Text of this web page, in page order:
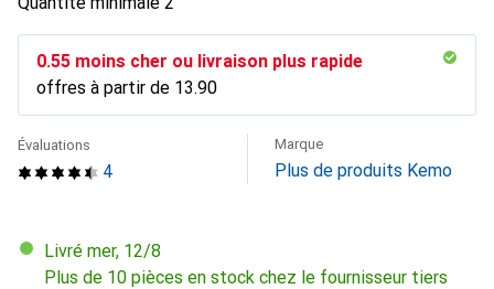
CHF
0.55 moins cher ou livraison plus rapide
offres à partir de CHF
13.90
4
Évaluations Marque
Plus de produits Kemo
Livré mer, 12/8
Plus de 10 pièces en stock chez le fournisseur tiers